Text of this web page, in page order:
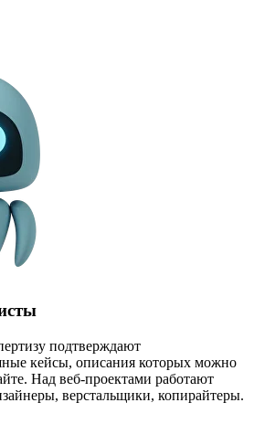
подтверждают
кейсы, описания которых можно
Над веб-проектами работают
верстальщики, копирайтеры.